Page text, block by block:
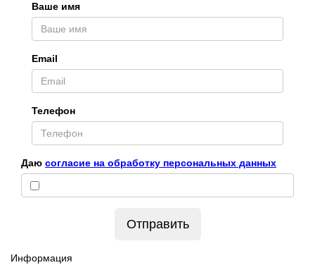
Ваше имя
Email
Телефон
Даю согласие на обработку персональных данных
Отправить
Информация